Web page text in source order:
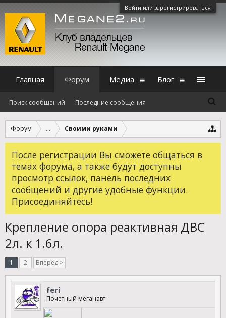
Войти или зарегистрироваться
Форум ... Своими руками
После регистрации Вы сможете общаться в
темах форума, а также будут доступны
просмотр ссылок, панель последних
сообщений и другие удобные функции.
Присоединяйтесь!
Крепление опора реактивная ДВС
2л. к 1.6л.
1 2 Вперёд >
feri
Почетный меганавт
Главная Форум
Поиск сообщений Последние сообщения
Медиа Блог